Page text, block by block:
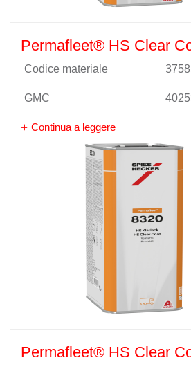
Permafleet® HS Clear
Codice materiale
GMC
Continua a leggere
Permafleet® HS Clear